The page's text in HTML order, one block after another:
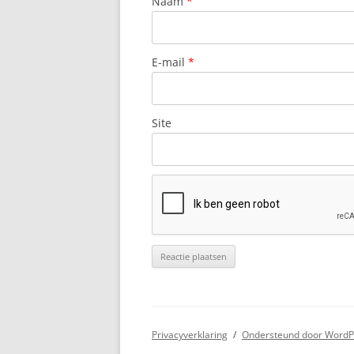
E-mail *
Site
Privacyverklaring Ondersteund door